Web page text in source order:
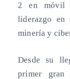
2 en móvil
liderazgo en
minería y
Desde su
primer